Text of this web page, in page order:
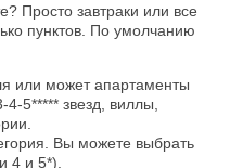
Просто завтраки или все
пунктов. По умолчанию
или может апартаменты
5***** звезд, виллы,
Вы можете выбрать
4 и 5*).